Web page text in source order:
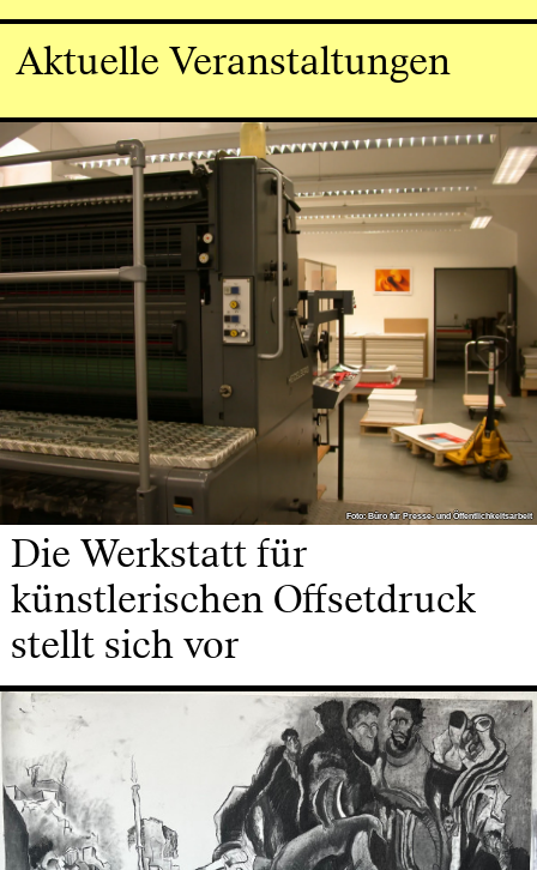
Aktuelle Veranstaltungen
Foto: Büro für Presse- und Öffentlichkeitsarbeit
Foto: Büro für Presse- und Öffentlichkeitsarbeit
Die Werkstatt für
künstlerischen Offsetdruck
stellt sich vor